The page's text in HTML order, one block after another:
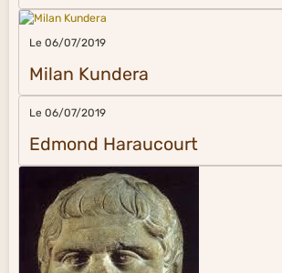
Le 06/07/2019
Milan Kundera
Le 06/07/2019
Edmond Haraucourt